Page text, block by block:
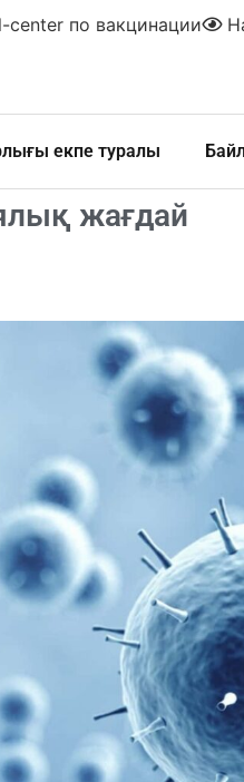
center по вакцинации
екпе туралы
жағдай